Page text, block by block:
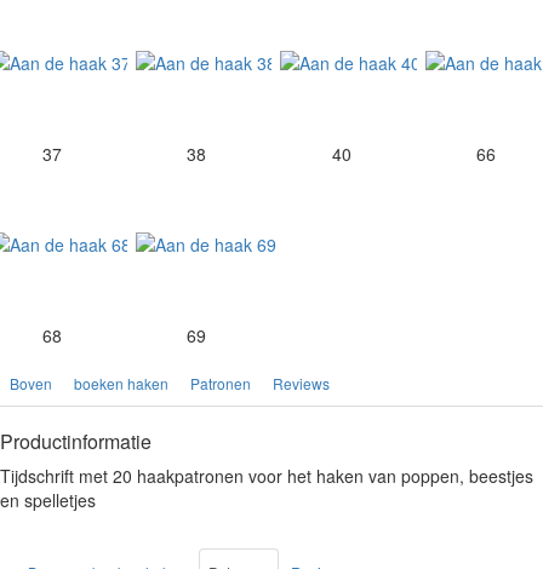
37 38 40 66
68 69
Boven boeken haken Patronen Reviews
Productinformatie
Tijdschrift met 20 haakpatronen voor het haken van poppen, beestjes
en spelletjes